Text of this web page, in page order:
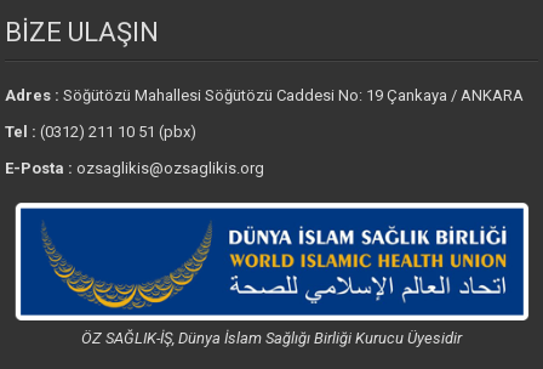
BİZE ULAŞIN
Adres :Söğütözü Mahallesi Söğütözü Caddesi No: 19 Çankaya / ANKARA
Tel : (0312) 211 10 51 (pbx)
E-Posta : ozsaglikis@ozsaglikis.org
ÖZ SAĞLIK-İŞ, Dünya İslam Sağlığı Birliği Kurucu Üyesidir